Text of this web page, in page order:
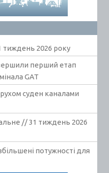
тиждень 2026 року
перший етап
GAT
рухом суден каналами
// 31 тиждень 2026
потужності для